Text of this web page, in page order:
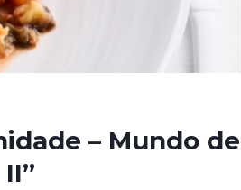
– Mundo de